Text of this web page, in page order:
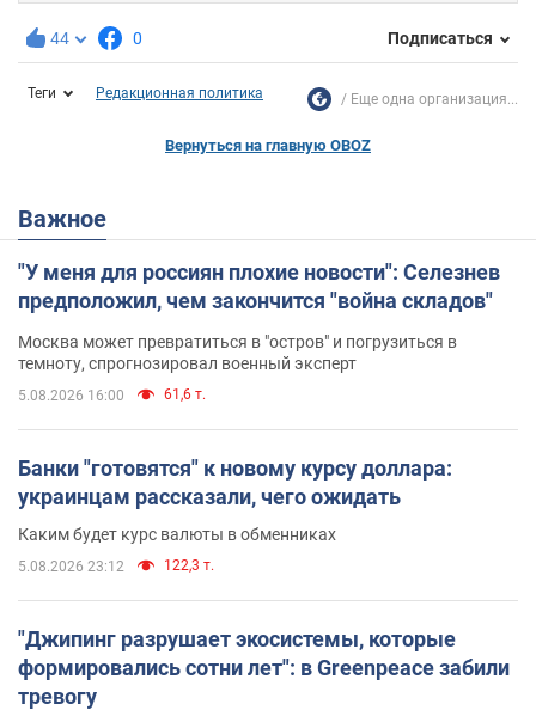
44 0 Подписаться
Теги Редакционная политика Еще одна организация...
Вернуться на главную OBOZ
Важное
"У меня для россиян плохие новости": Селезнев
предположил, чем закончится "война складов"
Москва может превратиться в "остров" и погрузиться в
темноту, спрогнозировал военный эксперт
5.08.2026 16:00 61,6 т.
Банки "готовятся" к новому курсу доллара:
украинцам рассказали, чего ожидать
Каким будет курс валюты в обменниках
5.08.2026 23:12 122,3 т.
"Джипинг разрушает экосистемы, которые
формировались сотни лет": в Greenpeace забили
тревогу